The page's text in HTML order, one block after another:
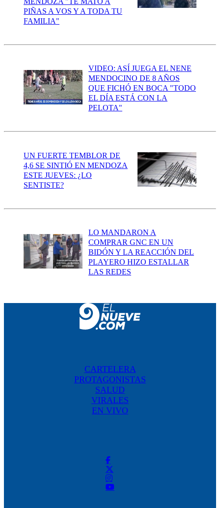
PIÑAS A VOS Y A TODA TU
FAMILIA"
VIDEO: ASÍ JUEGA EL NENE
MENDOCINO DE 8 AÑOS
QUE FICHÓ EN BOCA "TODO
EL DÍA ESTÁ CON LA
PELOTA"
UN FUERTE TEMBLOR DE
4,6 SE SINTIÓ EN MENDOZA
ESTE JUEVES: ¿LO
SENTISTE?
LO MANDARON A
COMPRAR GNC EN UN
BIDÓN Y LA REACCIÓN DEL
PLAYERO HIZO ESTALLAR
LAS REDES
CARTELERA
PROTAGONISTAS
SALUD
VIRALES
EN VIVO